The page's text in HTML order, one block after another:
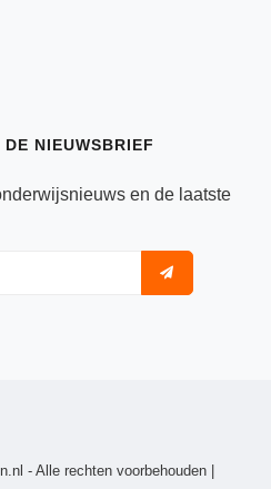
NIEUWSBRIEF
en de laatste
- Alle rechten voorbehouden |